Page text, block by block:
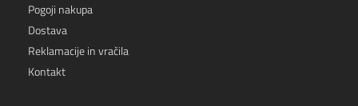
Pogoji nakupa
Dostava
Reklamacije in vračila
Kontakt